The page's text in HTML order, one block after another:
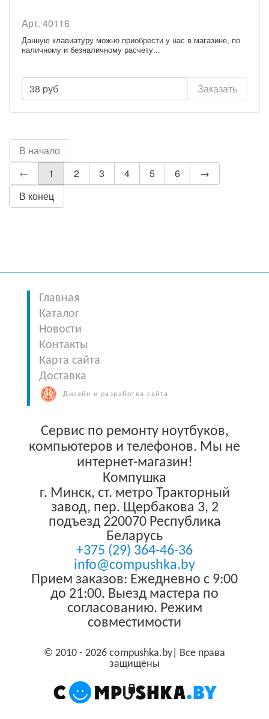
Арт. 40116
Данную клавиатуру можно приобрести у нас в магазине, по
наличному и безналичному расчету...
38 руб Заказать
В начало
←
1 2 3 4 5 6
→
В конец
Главная
Каталог
Новости
Контакты
Карта сайта
Доставка
Дизайн и разработка сайта
Сервис по ремонту ноутбуков,
компьютеров и телефонов. Мы не
интернет-магазин!
Компушка
г. Минск, ст. метро Тракторный
завод, пер. Щербакова 3, 2
подъезд 220070 Республика
Беларусь
+375 (29) 364-46-36
info@compushka.by
Прием заказов: Ежедневно с 9:00
до 21:00. Выезд мастера по
согласованию. Режим
совместимости
© 2010 - 2026 compushka.by| Все права
защищены